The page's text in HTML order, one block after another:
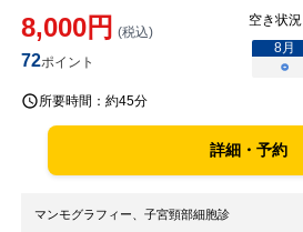
8,000円 (税込)
72ポイント
空き状況
8月
○
所要時間： 約45分
詳細・予約
マンモグラフィー、子宮頸部細胞診